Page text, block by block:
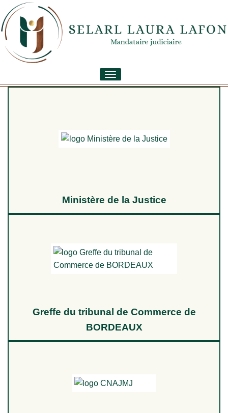
Toggle
navigation
Ministère de la Justice
Greffe du tribunal de Commerce de
BORDEAUX